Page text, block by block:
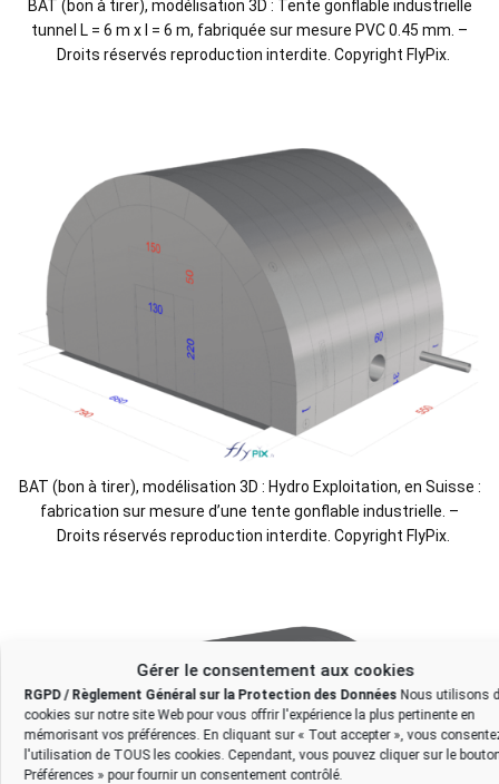
Gérer le consentement aux cookies
RGPD / Règlement Général sur la Protection des Données Nous utilisons
cookies sur notre site Web pour vous offrir l'expérience la plus pertinente en
mémorisant vos préférences. En cliquant sur « Tout accepter », vous
l'utilisation de TOUS les cookies. Cependant, vous pouvez cliquer sur le
Préférences » pour fournir un consentement contrôlé.
BAT (bon à tirer), modélisation 3D : Tente gonflable industrielle
tunnel L = 6 m x l = 6 m, fabriquée sur mesure PVC 0.45 mm. –
Droits réservés reproduction interdite. Copyright FlyPix.
BAT (bon à tirer), modélisation 3D : Hydro Exploitation, en Suisse :
fabrication sur mesure d’une tente gonflable industrielle. –
Droits réservés reproduction interdite. Copyright FlyPix.